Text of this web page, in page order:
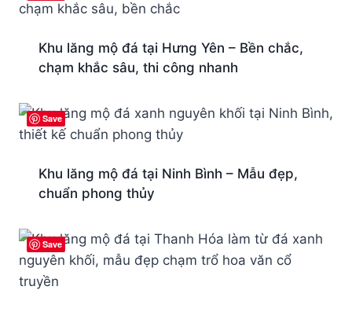
Khu lăng mộ đá tại Hưng Yên – Bền chắc,
chạm khắc sâu, thi công nhanh
Save
Khu lăng mộ đá tại Ninh Bình – Mẫu đẹp,
chuẩn phong thủy
Save